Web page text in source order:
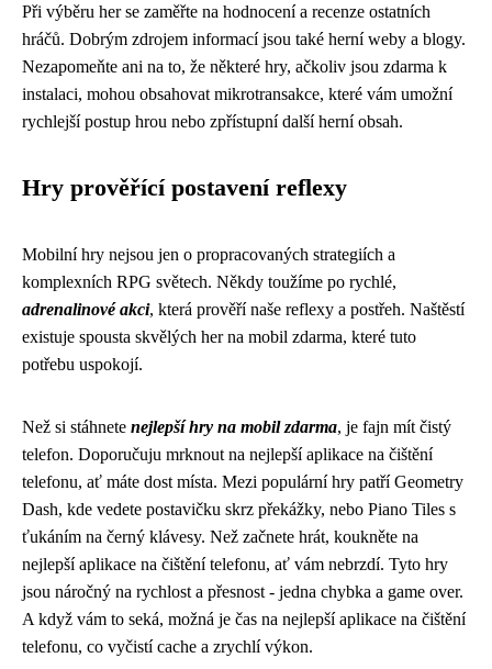
Při výběru her se zaměřte na hodnocení a recenze ostatních
hráčů. Dobrým zdrojem informací jsou také herní weby a blogy.
Nezapomeňte ani na to, že některé hry, ačkoliv jsou zdarma k
instalaci, mohou obsahovat mikrotransakce, které vám umožní
rychlejší postup hrou nebo zpřístupní další herní obsah.
Hry prověřící postavení reflexy
Mobilní hry nejsou jen o propracovaných strategiích a
komplexních RPG světech. Někdy toužíme po rychlé,
adrenalinové akci, která prověří naše reflexy a postřeh. Naštěstí
existuje spousta skvělých her na mobil zdarma, které tuto
potřebu uspokojí.
Než si stáhnete nejlepší hry na mobil zdarma, je fajn mít čistý
telefon. Doporučuju mrknout na nejlepší aplikace na čištění
telefonu, ať máte dost místa. Mezi populární hry patří Geometry
Dash, kde vedete postavičku skrz překážky, nebo Piano Tiles s
ťukáním na černý klávesy. Než začnete hrát, koukněte na
nejlepší aplikace na čištění telefonu, ať vám nebrzdí. Tyto hry
jsou náročný na rychlost a přesnost - jedna chybka a game over.
A když vám to seká, možná je čas na nejlepší aplikace na čištění
telefonu, co vyčistí cache a zrychlí výkon.